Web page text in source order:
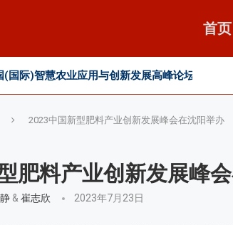
首页
国际)智慧农业应用与创新发展高峰论坛
2023中国新型肥料产业创新发展峰会在沈阳举办
肥料产业创新发展峰
& 崔志欣 2023年7月23日